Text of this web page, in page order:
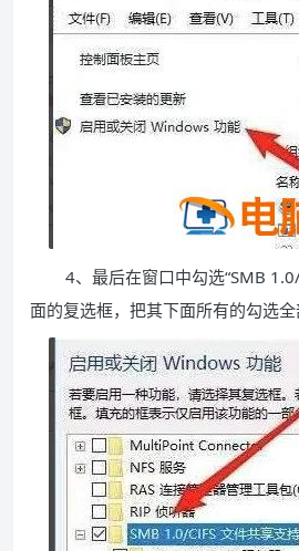
4、最后在窗口中勾选“SMB
面的复选框，把其下面所有的勾选全